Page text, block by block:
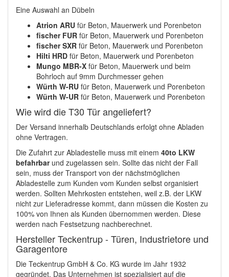
Eine Auswahl an Dübeln
Atrion ARU für Beton, Mauerwerk und Porenbeton
fischer FUR für Beton, Mauerwerk und Porenbeton
fischer SXR für Beton, Mauerwerk und Porenbeton
Hilti HRD für Beton, Mauerwerk und Porenbeton
Mungo MBR-X für Beton, Mauerwerk und beim
Bohrloch auf 9mm Durchmesser gehen
Würth W-RU für Beton, Mauerwerk und Porenbeton
Würth W-UR für Beton, Mauerwerk und Porenbeton
Wie wird die T30 Tür angeliefert?
Der Versand innerhalb Deutschlands erfolgt ohne Abladen
ohne Vertragen.
Die Zufahrt zur Abladestelle muss mit einem 40to LKW
befahrbarund zugelassen sein. Sollte das nicht der Fall
sein, muss der Transport von der nächstmöglichen
Abladestelle zum Kunden vom Kunden selbst organisiert
werden. Sollten Mehrkosten entstehen, weil z.B. der LKW
nicht zur Lieferadresse kommt, dann müssen die Kosten zu
100% von Ihnen als Kunden übernommen werden. Diese
werden nach Festsetzung nachberechnet.
Hersteller Teckentrup - Türen, Industrietore und
Garagentore
Die Teckentrup GmbH & Co. KG wurde im Jahr 1932
gegründet. Das Unternehmen ist spezialisiert auf die